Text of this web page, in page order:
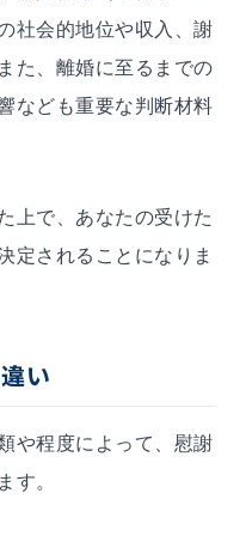
社会的地位や収入、謝
た、離婚に至るまでの
なども重要な判断材料
上で、あなたの受けた
定されることになりま
い
や程度によって、慰謝
す。